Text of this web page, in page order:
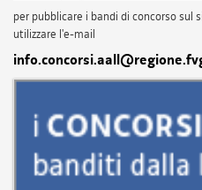
per pubblicare i bandi di concorso sul
utilizzare l'e-mail